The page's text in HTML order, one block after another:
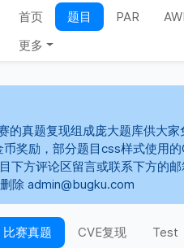
首页 题目 PAR
更多
的真题复现组成庞大题库供大
奖励，部分题目css样式使用
下方评论区留言或联系下方的
除 admin@bugku.com
比赛真题 CVE复现 Test